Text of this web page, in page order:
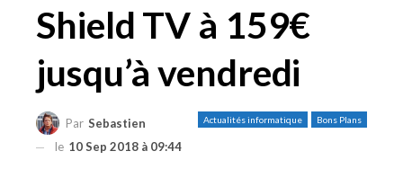
Shield TV à 159€
jusqu’à vendredi
Actualités informatique Bons Plans
Par Sebastien
le 10 Sep 2018 à 09:44